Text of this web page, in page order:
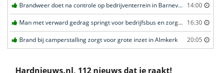
Brandweer doet na controle op bedrijventerrein in Barneveld 14:00
Man met verward gedrag springt voor bedrijfsbus en zorgt voor opschudding in Veghel 16:30
Brand bij camperstalling zorgt voor grote inzet in Almkerk 20:05
Hardnieuws.nl, 112 nieuws dat je raakt!